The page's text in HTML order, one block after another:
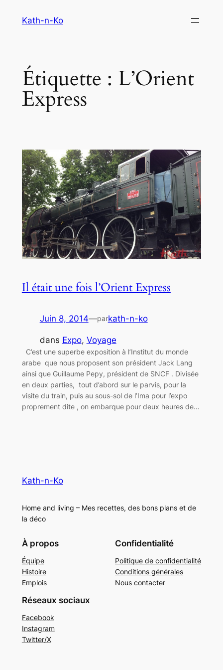
Kath-n-Ko
Étiquette : L’Orient
Express
Il était une fois l’Orient Express
Juin 8, 2014—parkath-n-ko
dans Expo, Voyage
C’est une superbe exposition à l’Institut du monde
arabe que nous proposent son président Jack Lang
ainsi que Guillaume Pepy, président de SNCF . Divisée
en deux parties, tout d’abord sur le parvis, pour la
visite du train, puis au sous-sol de l’Ima pour l’expo
proprement dite , on embarque pour deux heures de…
Kath-n-Ko
Home and living – Mes recettes, des bons plans et de
la déco
À propos
Équipe
Histoire
Emplois
Confidentialité
Politique de confidentialité
Conditions générales
Nous contacter
Réseaux sociaux
Facebook
Instagram
Twitter/X